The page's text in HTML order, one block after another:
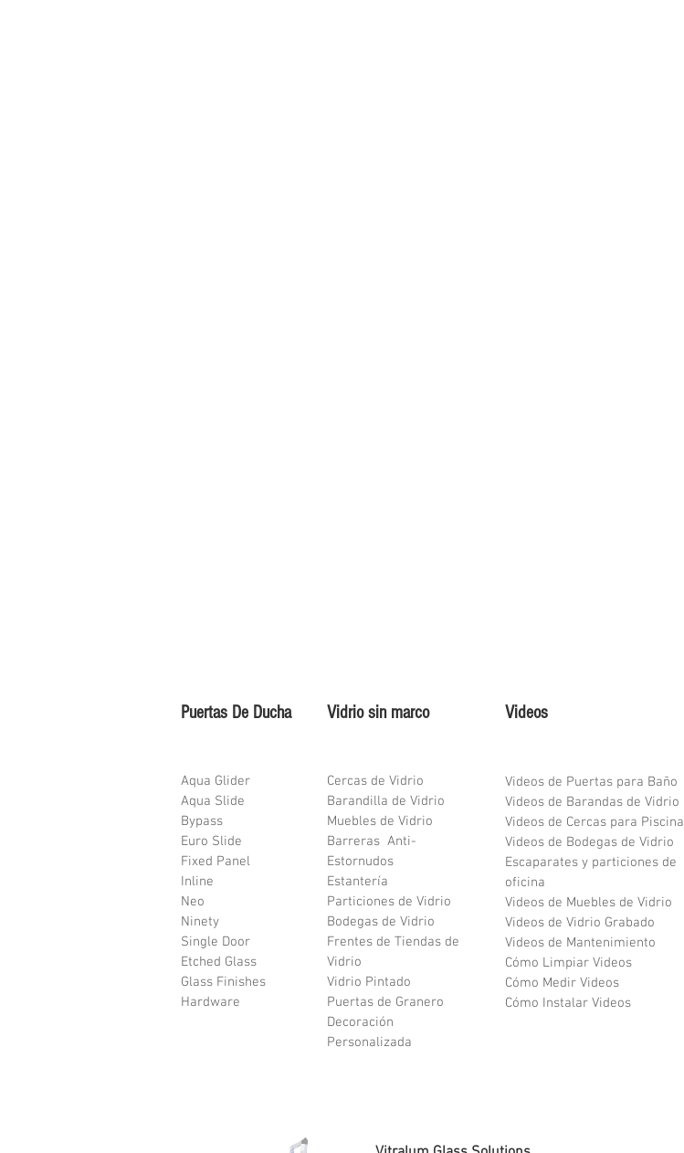
Puertas De Ducha Vidrio sin marco Videos
Aqua Glider
Aqua Slide
Bypass
Euro Slide
Fixed Panel
Inline
Neo
Ninety
Single Door
Etched Glass
Glass Finishes
Hardware
Cercas de Vidrio
Barandilla de Vidrio
Muebles de Vidrio
Barreras Anti-
Estornudos
Estantería
Particiones de Vidrio
Bodegas de Vidrio
Frentes de Tiendas de
Vidrio
Vidrio Pintado
Puertas de Granero
Decoración
Personalizada
Videos de Puertas para Baño
Videos de Barandas de Vidrio
Videos de Cercas para Piscina
Videos de Bodegas de Vidrio
Escaparates y particiones de
oficina
Videos de Muebles de Vidrio
Videos de Vidrio Grabado
Videos de Mantenimiento
Cómo Limpiar Videos
Cómo Medir Videos
Cómo Instalar Videos